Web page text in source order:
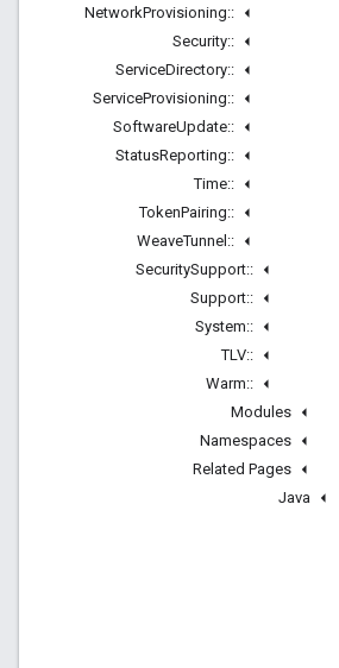
::
NetworkProvisioning
::
Security
::
ServiceDirectory
::
ServiceProvisioning
::
SoftwareUpdate
::
StatusReporting
::
Time
::
TokenPairing
::
WeaveTunnel
::
SecuritySupport
::
Support
::
System
::
TLV
::
Warm
Modules
Namespaces
Related Pages
Java